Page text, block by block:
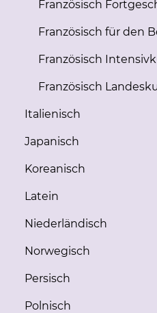
Französisch
Französisch für den
Französisch
Französisch
Italienisch
Japanisch
Koreanisch
Latein
Niederländisch
Norwegisch
Persisch
Polnisch